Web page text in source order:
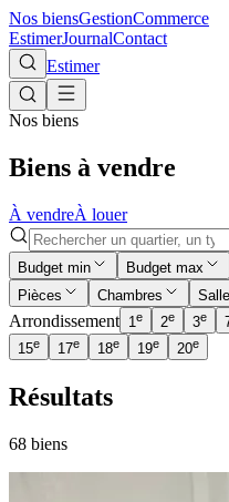
Nos biensGestionCommerce
EstimerJournalContact
Estimer
Nos biens
Biens à vendre
À vendreÀ louer
Budget min Budget max
Pièces
Chambres
Arrondissement 1 e 2e 3e
15e 17e 18e 19e 20e
Résultats
68 biens